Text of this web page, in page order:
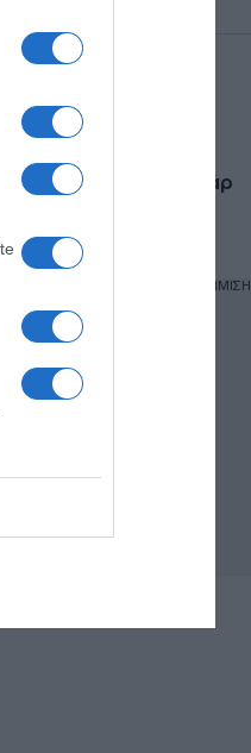
“Ήρθε η σειρά μας”:
στο Ιράν με
σφοδρούς
βομβαρδισμούς –
Εκρήξεις σε Μπαντάρ
ΔΙΑΦΗΜΙΣΗ